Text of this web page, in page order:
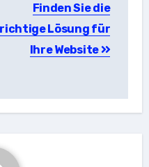
Finden Sie die
richtige Lösung für
Ihre Website